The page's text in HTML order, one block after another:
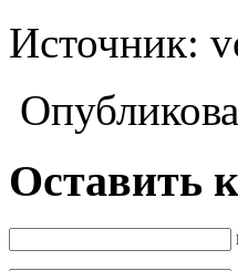
Источник:
Оставить